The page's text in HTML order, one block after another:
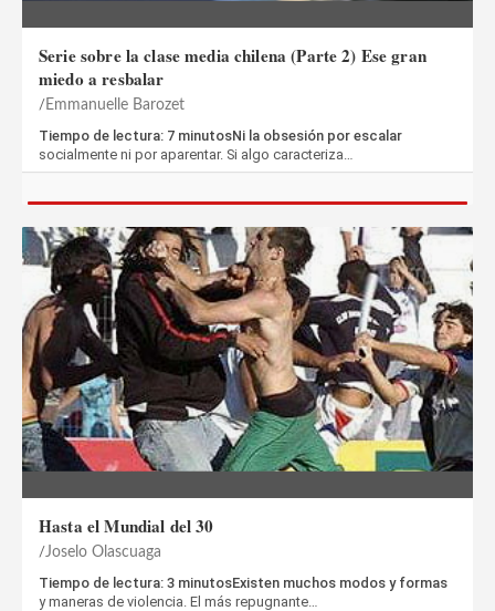
Serie sobre la clase media chilena (Parte 2) Ese gran
miedo a resbalar
Emmanuelle Barozet
Tiempo de lectura: 7 minutosNi la obsesión por escalar
socialmente ni por aparentar. Si algo caracteriza…
Hasta el Mundial del 30
Joselo Olascuaga
Tiempo de lectura: 3 minutosExisten muchos modos y formas
y maneras de violencia. El más repugnante…